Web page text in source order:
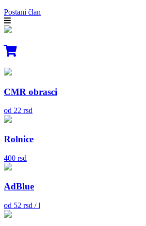
Postani član
CMR obrasci
od 22 rsd
Rolnice
400 rsd
AdBlue
od 52 rsd / l